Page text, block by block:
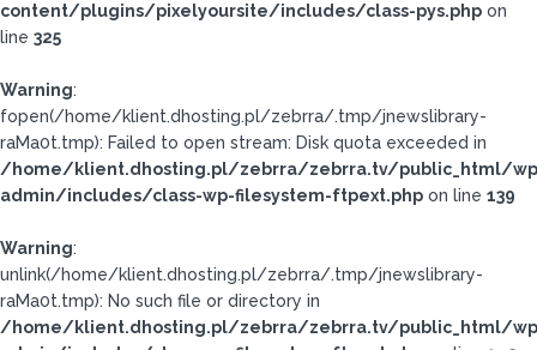
content/plugins/pixelyoursite/includes/class-pys.php on
line 325
Warning:
fopen(/home/klient.dhosting.pl/zebrra/.tmp/jnewslibrary-
raMa0t.tmp): Failed to open stream: Disk quota exceeded in
/home/klient.dhosting.pl/zebrra/zebrra.tv/public_html/
admin/includes/class-wp-filesystem-ftpext.php on line 139
Warning:
unlink(/home/klient.dhosting.pl/zebrra/.tmp/jnewslibrary-
raMa0t.tmp): No such file or directory in
/home/klient.dhosting.pl/zebrra/zebrra.tv/public_html/